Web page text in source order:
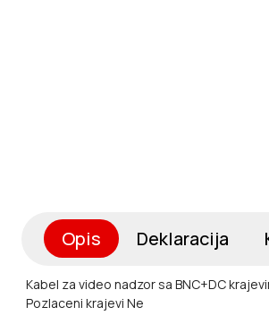
Opis Deklaracija
Kabel za video nadzor sa BNC+DC
Pozlaceni krajevi Ne